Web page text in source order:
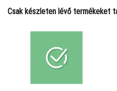
Csak készleten lévő termékeket